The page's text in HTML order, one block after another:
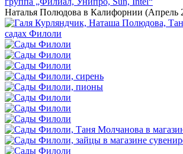
Наталья Полюдова в Калифорнии (Апрель